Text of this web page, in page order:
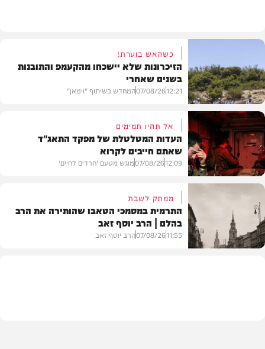
וידאו
כשהאש בוערת!
הזיכרונות שלא יישכחו מהקעמפ והתובנות
בשנים שאחרי
12:21
07/08/26המחדש בשיתוף "וימאן"
דעות
אל תהיו תמימים
העדות המטלטלת של מפקד התאג"ד
שאתם חייבים לקרוא
12:09
07/08/26מוגש מטעם 'חרדים לחיים'
ממתק לשבת
התרמית במסמכי הטאבו שהותירה את הרב
בהלם | הרב יוסף זאב
11:55
07/08/26הרב יוסף זאב